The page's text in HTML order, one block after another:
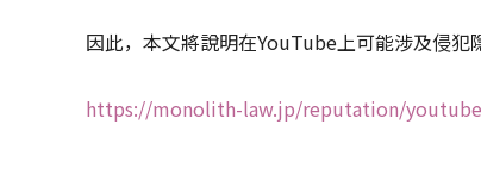
因此，本文將說明在YouTube上可能涉及侵犯
https://monolith-law.jp/reputation/